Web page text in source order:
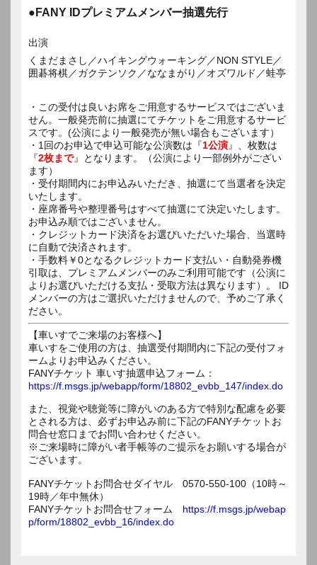
●FANY IDプレミアムメンバー抽選先行
出演
くまだまさし／ハイキングウォーキング／NON STYLE／
囲碁将棋／ガクテンソク／ななまがり／オズワルド／蛙亭
・この受付は良いお席をご用意するサービスではございま
せん。一般発売前に抽選にてチケットをご用意するサービ
スです。(公演により一般発売が無い場合もございます）
・1回のお申込で申込可能な公演数は『1公演』、枚数は
『2枚まで』となります。（公演により一部例外がござい
ます）
・受付期間内にお申込みいただき、抽選にて当選者を決定
いたします。
・座席番号や整理番号はすべて抽選にて決定いたします。
お申込み順ではございません。
・クレジットカード決済をお選びいただいた場合、当選時
に自動で決済されます。
・手数料￥0となるクレジットカード支払い・自動発券機
引取は、プレミアムメンバーのみご利用可能です（公演に
よりお選びいただける支払・受取方法は異なります）。 ID
メンバーの方はご選択いただけませんので、予めご了承く
ださい。
【車いすでご来場のお客様へ】
車いすをご使用の方は、抽選受付期間内に下記の受付フォ
ームよりお申込みください。
FANYチケット 車いす抽選申込フォーム：
https://f.msgs.jp/webapp/form/18802_evbb_147/index.do
また、視覚や聴覚等に障がいのある方で特別な配慮を必要
とされる方は、必ずお申込み前に下記のFANYチケットお
問合せ窓口までお問い合わせください。
※ご来場時に障がい者手帳等のご提示をお願いする場合が
ございます。
FANYチケットお問合せダイヤル 0570-550-100（10時～
19時／年中無休）
FANYチケットお問合せフォーム https://f.msgs.jp/webap
p/form/18802_evbb_16/index.do